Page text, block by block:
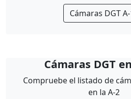
Cámaras DGT
Cámaras DGT
Compruebe el listado de
en la A-2